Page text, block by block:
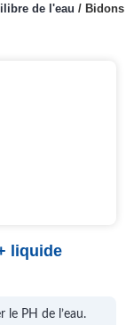
de l'eau / Bidons
liquide
le PH de l’eau.